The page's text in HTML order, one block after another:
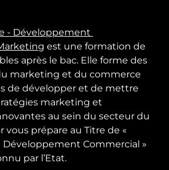
- Développement
est une formation de
après le bac. Elle forme des
marketing et du commerce
de développer et de mettre
marketing et
au sein du secteur du
vous prépare au Titre de «
Développement Commercial »
par l’Etat.